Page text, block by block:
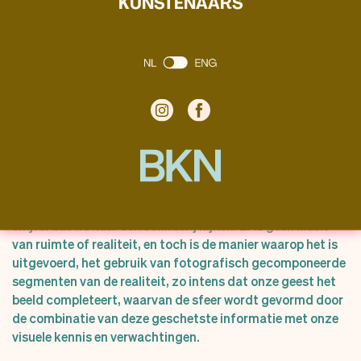
Met slechts enkele bewegingen comprimeert ze de diepte
van de ruimte tot twee dimensies. De kracht van haar
van ruimte of realiteit, en toch is de manier waarop het is
uitgevoerd, het gebruik van fotografisch gecomponeerde
segmenten van de realiteit, zo intens dat onze geest het
beeld completeert, waarvan de sfeer wordt gevormd door
de combinatie van deze geschetste informatie met onze
visuele kennis en verwachtingen.